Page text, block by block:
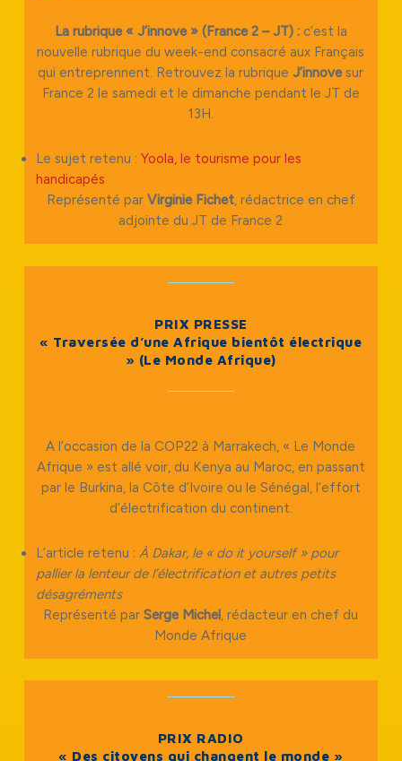
La rubrique « J’innove » (France 2 – JT) : c’est la
nouvelle rubrique du week-end consacré aux Français
qui entreprennent. Retrouvez la rubriqueJ’innovesur
France 2 le samedi et le dimanche pendant le JT de
13H.
Le sujet retenu :Yoola, le tourisme pour les
handicapés
Représenté par Virginie Fichet, rédactrice en chef
adjointe du JT de France 2
PRIX PRESSE
« Traversée d’une Afrique bientôt électrique
» (Le Monde Afrique)
A l’occasion de la COP22 à Marrakech, « Le Monde
Afrique » est allé voir, du Kenya au Maroc, en passant
par le Burkina, la Côte d’Ivoire ou le Sénégal, l’effort
d’électrification du continent.
L’article retenu :À Dakar, le « do it yourself » pour
pallier la lenteur de l’électrification et autres petits
désagréments
Représenté parSerge Michel, rédacteur en chef du
Monde Afrique
PRIX RADIO
« Des citoyens qui changent le monde »